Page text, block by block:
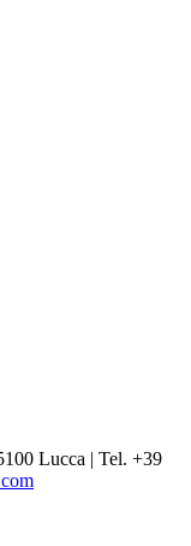
Lucca | Tel. +39